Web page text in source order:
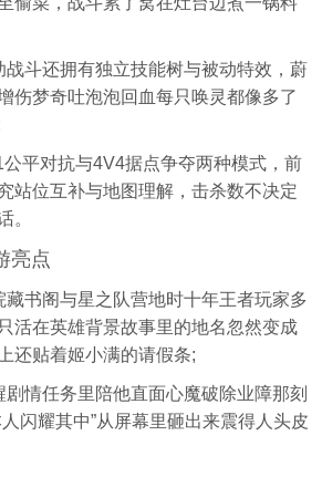
斗还拥有独立技能树与被动特效，蔚
伤梦奇吐泡泡回血每只唤灵都像多了
平对抗与4V4据点争夺两种模式，前
站位互补与地图理解，击杀数不决定
。
亮点
藏书阁与星之队营地时十年王者玩家多
活在英雄背景故事里的地名忽然变成
还贴着姬小满的请假条;
情任务里陪他直面心魔破除业障那刻
闪耀其中”从屏幕里砸出来震得人头皮